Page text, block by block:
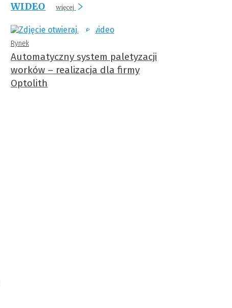
WIDEO
więcej
Rynek
Automatyczny system paletyzacji
worków – realizacja dla firmy
Optolith